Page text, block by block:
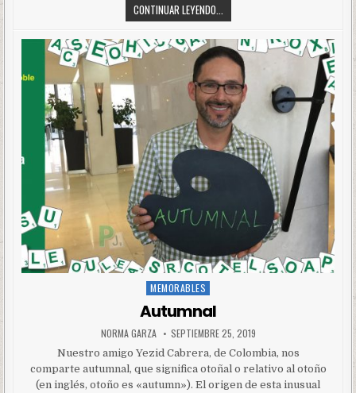
CONTINUAR LEYENDO...
Posted
in
MEMORABLES
Autumnal
NORMA GARZA SEPTIEMBRE 25, 2019
Nuestro amigo Yezid Cabrera, de Colombia, nos
comparte autumnal, que significa otoñal o relativo al otoño
(en inglés, otoño es «autumn»). El origen de esta inusual